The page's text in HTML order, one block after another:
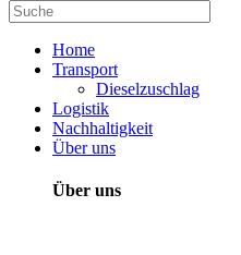
Home
Transport
Dieselzuschlag
Logistik
Nachhaltigkeit
Über uns
Über uns